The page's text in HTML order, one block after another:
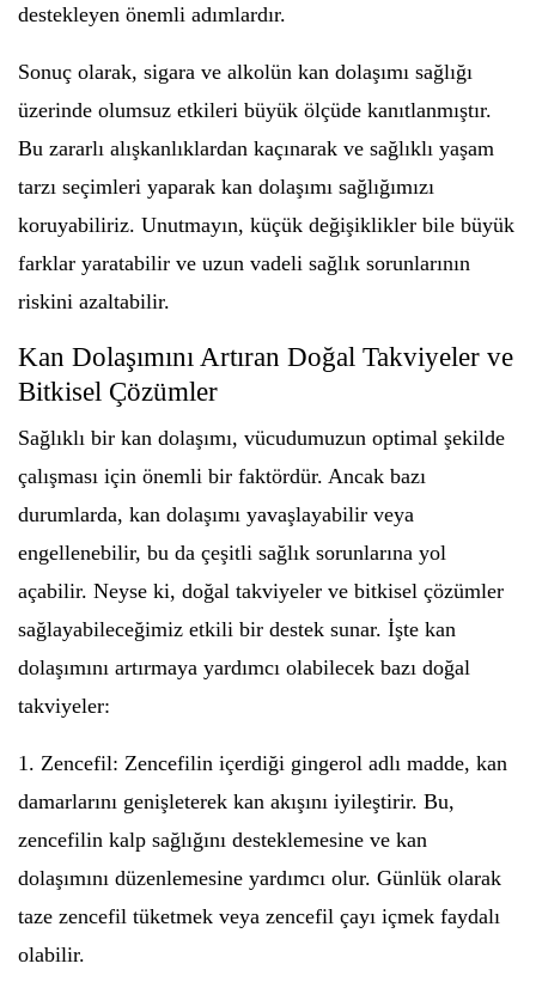
destekleyen önemli adımlardır.
Sonuç olarak, sigara ve alkolün kan dolaşımı sağlığı
üzerinde olumsuz etkileri büyük ölçüde kanıtlanmıştır.
Bu zararlı alışkanlıklardan kaçınarak ve sağlıklı yaşam
tarzı seçimleri yaparak kan dolaşımı sağlığımızı
koruyabiliriz. Unutmayın, küçük değişiklikler bile büyük
farklar yaratabilir ve uzun vadeli sağlık sorunlarının
riskini azaltabilir.
Kan Dolaşımını Artıran Doğal Takviyeler ve
Bitkisel Çözümler
Sağlıklı bir kan dolaşımı, vücudumuzun optimal şekilde
çalışması için önemli bir faktördür. Ancak bazı
durumlarda, kan dolaşımı yavaşlayabilir veya
engellenebilir, bu da çeşitli sağlık sorunlarına yol
açabilir. Neyse ki, doğal takviyeler ve bitkisel çözümler
sağlayabileceğimiz etkili bir destek sunar. İşte kan
dolaşımını artırmaya yardımcı olabilecek bazı doğal
takviyeler:
1. Zencefil: Zencefilin içerdiği gingerol adlı madde, kan
damarlarını genişleterek kan akışını iyileştirir. Bu,
zencefilin kalp sağlığını desteklemesine ve kan
dolaşımını düzenlemesine yardımcı olur. Günlük olarak
taze zencefil tüketmek veya zencefil çayı içmek faydalı
olabilir.